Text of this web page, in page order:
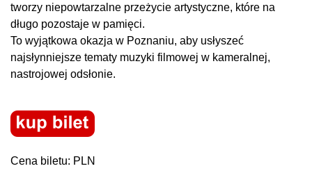
tworzy niepowtarzalne przeżycie artystyczne, które na
długo pozostaje w pamięci.
To wyjątkowa okazja w Poznaniu, aby usłyszeć
najsłynniejsze tematy muzyki filmowej w kameralnej,
nastrojowej odsłonie.
Cena biletu: PLN